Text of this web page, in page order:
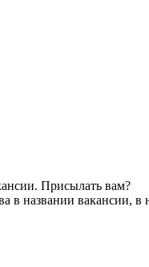
Присылать вам?
в названии вакансии,